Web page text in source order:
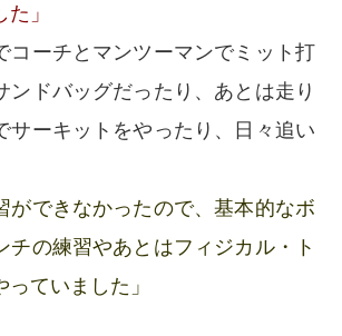
」
コーチとマンツーマンでミット打
ンドバッグだったり、あとは走り
サーキットをやったり、日々追い
ができなかったので、基本的なボ
チの練習やあとはフィジカル・ト
ていました」